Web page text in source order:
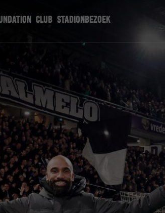
CLUB STADIONBEZOEK